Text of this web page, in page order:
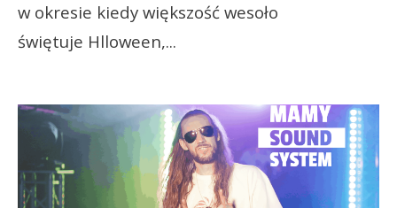
w okresie kiedy większość wesoło
świętuje Hlloween,...